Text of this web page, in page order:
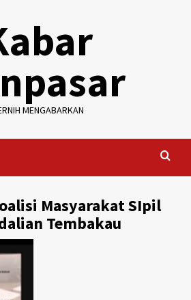
MENGABARKAN
Masyarakat SIpil
Tembakau